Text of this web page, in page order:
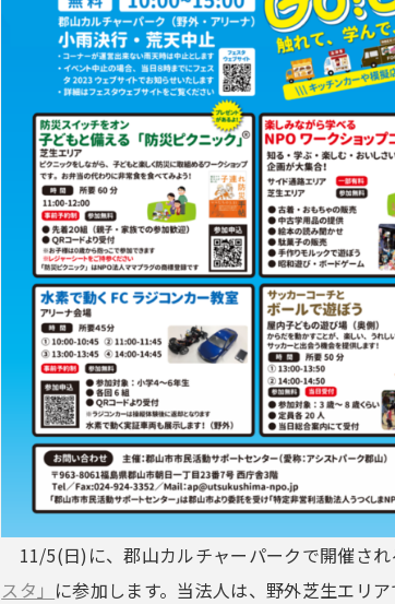
11/5(日)に、郡山カルチャーパークで開催され
スタ」 に参加します。当法人は、野外芝生エリ